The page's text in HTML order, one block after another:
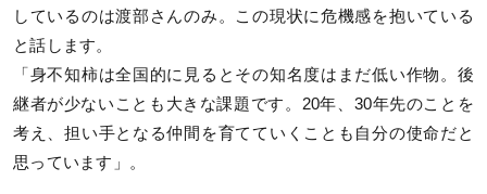
しているのは渡部さんのみ。この現状に危機感を抱いている
と話します。
「身不知柿は全国的に見るとその知名度はまだ低い作物。後
継者が少ないことも大きな課題です。20年、30年先のことを
考え、担い手となる仲間を育てていくことも自分の使命だと
思っています」。